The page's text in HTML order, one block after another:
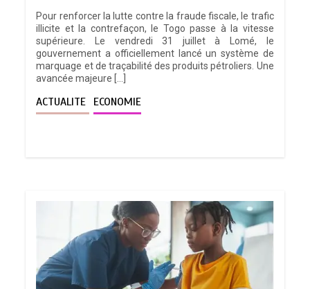
Pour renforcer la lutte contre la fraude fiscale, le trafic
illicite et la contrefaçon, le Togo passe à la vitesse
supérieure. Le vendredi 31 juillet à Lomé, le
gouvernement a officiellement lancé un système de
marquage et de traçabilité des produits pétroliers. Une
avancée majeure […]
ACTUALITE ECONOMIE